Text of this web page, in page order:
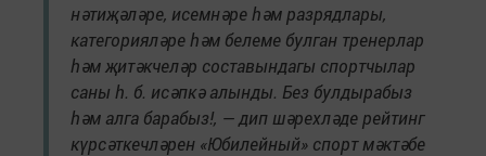
нәтиҗәләре, исемнәре һәм разрядлары,
категорияләре һәм белеме булган тренерлар
һәм җитәкчеләр составындагы спортчылар
саны һ. б. исәпкә алынды. Без булдырабыз
һәм алга барабыз!, — дип шәрехләде рейтинг
күрсәткечләрен «Юбилейный» спорт мәктәбе